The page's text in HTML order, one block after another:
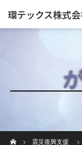
環テックス株式
震災復興支援